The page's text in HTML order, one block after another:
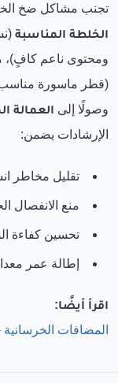
تجنب مشاكل ضخ
الخلطة المناسبة
ومحتوى ناعم كافٍ)،
(قطر ماسورة
وصولًا إلى العمالة
الإرشادات يضمن:
تقليل مخاطر
منع الانفصال
تحسين كفاءة
إطالة عمر
اقرأ أيضًا:
المضافات الخرسانية